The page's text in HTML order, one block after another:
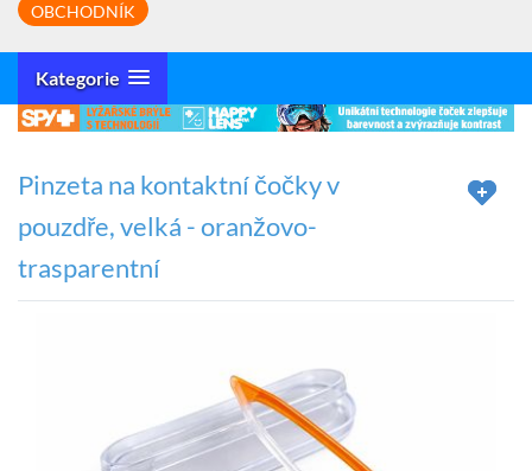
OBCHODNÍK
Kategorie
Pinzeta na kontaktní čočky v
pouzdře, velká - oranžovo-
trasparentní